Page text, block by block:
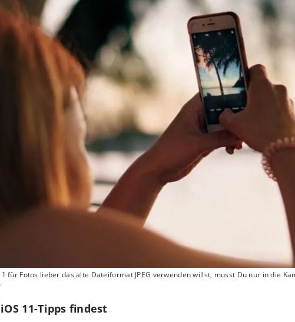
für Fotos lieber das alte Dateiformat JPEG verwenden willst, musst Du nur in die
11-Tipps findest